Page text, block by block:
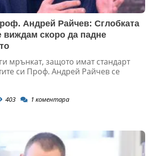
Андрей Райчев: Сглобката
виждам скоро да падне
мрънкат, защото имат стандарт
си Проф. Андрей Райчев се
403 1 коментара